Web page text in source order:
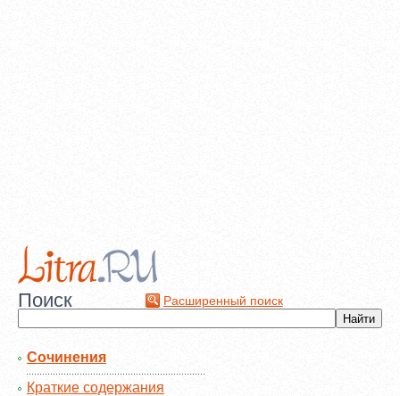
Поиск Расширенный поиск
Сочинения
Краткие содержания